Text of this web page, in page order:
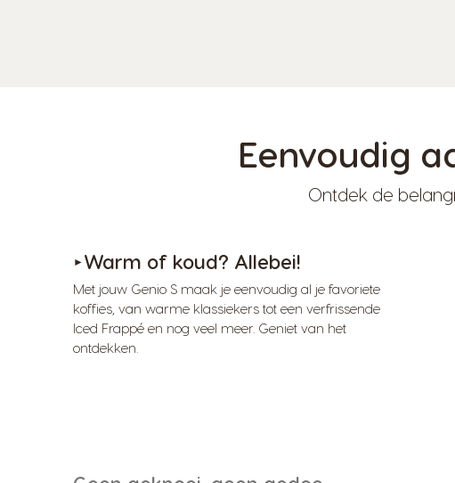
Eenvoudig
Ontdek de
► Warm of koud? Allebei!
Met jouw Genio S maak je eenvoudig al je favoriete
koffies, van warme klassiekers tot een verfrissende
Iced Frappé en nog veel meer. Geniet van het
ontdekken.